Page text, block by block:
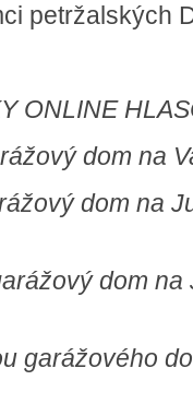
petržalských
ONLINE
dom na
dom na
dom na
garážového